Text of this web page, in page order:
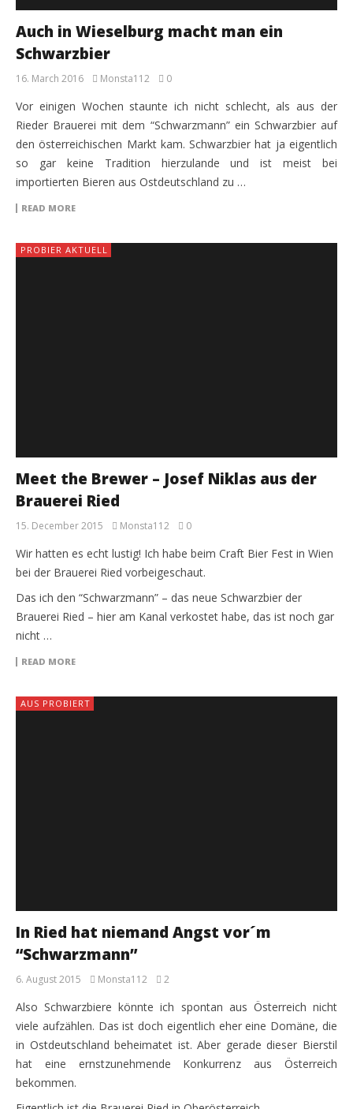
Auch in Wieselburg macht man ein
Schwarzbier
16. March 2016 Monsta112 0
Vor einigen Wochen staunte ich nicht schlecht, als aus der
Rieder Brauerei mit dem “Schwarzmann” ein Schwarzbier auf
den österreichischen Markt kam. Schwarzbier hat ja eigentlich
so gar keine Tradition hierzulande und ist meist bei
importierten Bieren aus Ostdeutschland zu …
READ MORE
PROBIER AKTUELL
Meet the Brewer – Josef Niklas aus der
Brauerei Ried
15. December 2015 Monsta112 0
Wir hatten es echt lustig! Ich habe beim Craft Bier Fest in Wien
bei der Brauerei Ried vorbeigeschaut.
Das ich den “Schwarzmann” – das neue Schwarzbier der
Brauerei Ried – hier am Kanal verkostet habe, das ist noch gar
nicht …
READ MORE
AUS PROBIERT
In Ried hat niemand Angst vor´m
“Schwarzmann”
6. August 2015 Monsta112 2
Also Schwarzbiere könnte ich spontan aus Österreich nicht
viele aufzählen. Das ist doch eigentlich eher eine Domäne, die
in Ostdeutschland beheimatet ist. Aber gerade dieser Bierstil
hat eine ernstzunehmende Konkurrenz aus Österreich
bekommen.